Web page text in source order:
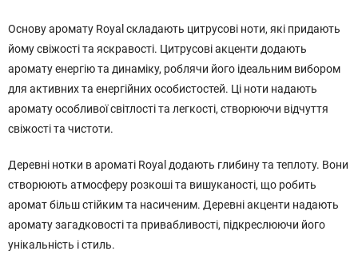
Основу аромату Royal складають цитрусові ноти, які придають
йому свіжості та яскравості. Цитрусові акценти додають
аромату енергію та динаміку, роблячи його ідеальним вибором
для активних та енергійних особистостей. Ці ноти надають
аромату особливої світлості та легкості, створюючи відчуття
свіжості та чистоти.
Деревні нотки в ароматі Royal додають глибину та теплоту. Вони
створюють атмосферу розкоші та вишуканості, що робить
аромат більш стійким та насиченим. Деревні акценти надають
аромату загадковості та привабливості, підкреслюючи його
унікальність і стиль.